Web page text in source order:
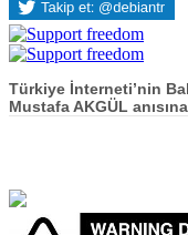
Türkiye İnterneti’nin
Mustafa AKGÜL anısına